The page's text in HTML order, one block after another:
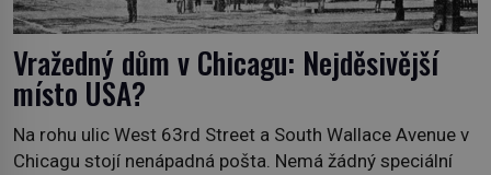
Vražedný dům v Chicagu: Nejděsivější
místo USA?
Na rohu ulic West 63rd Street a South Wallace Avenue v
Chicagu stojí nenápadná pošta. Nemá žádný speciální